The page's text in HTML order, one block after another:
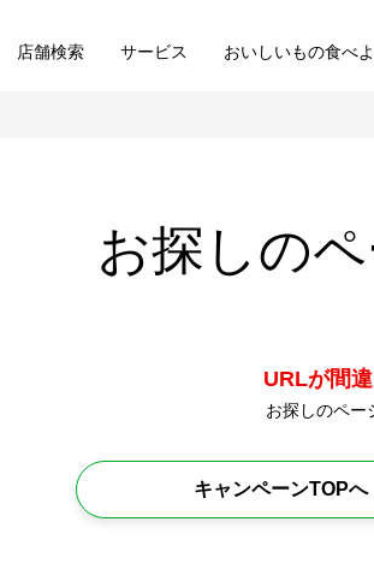
店舗検索 サービス おいしいもの食べ
お探しの
URLが間
お探しのペー
キャンペーンTOPへ